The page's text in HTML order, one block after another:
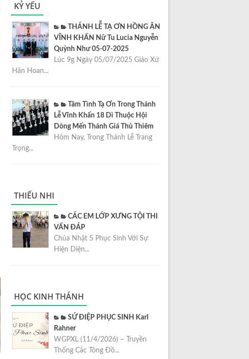
KỶ YẾU
THÁNH LỄ TẠ ƠN HỒNG ÂN
VĨNH KHẤN Nữ Tu Lucia Nguyễn
Quỳnh Như 05-07-2025
Lúc 9g Ngày 05/07/2025 Giáo Xứ
Hân Hoan...
Tâm Tình Tạ Ơn Trong Thánh
Lễ Vĩnh Khấn 18 Dì Thuộc Hội
Dòng Mến Thánh Giá Thủ Thiêm
Hôm Nay, Trong Thánh Lễ Trang
Trọng...
THIẾU NHI
CÁC EM LỚP XƯNG TỘI THI
VẤN ĐÁP
Chúa Nhật 5 Phục Sinh Với Sự
Hiện Diện...
HỌC KINH THÁNH
SỨ ĐIỆP PHỤC SINH Karl
Rahner
WGPXL (11/4/2026) – Truyền
Thống Các Tông Đồ...